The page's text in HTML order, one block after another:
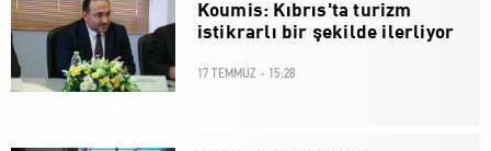
Koumis: Kıbrıs'ta turizm
istikrarlı bir şekilde ilerliyor
17 TEMMUZ - 15:28